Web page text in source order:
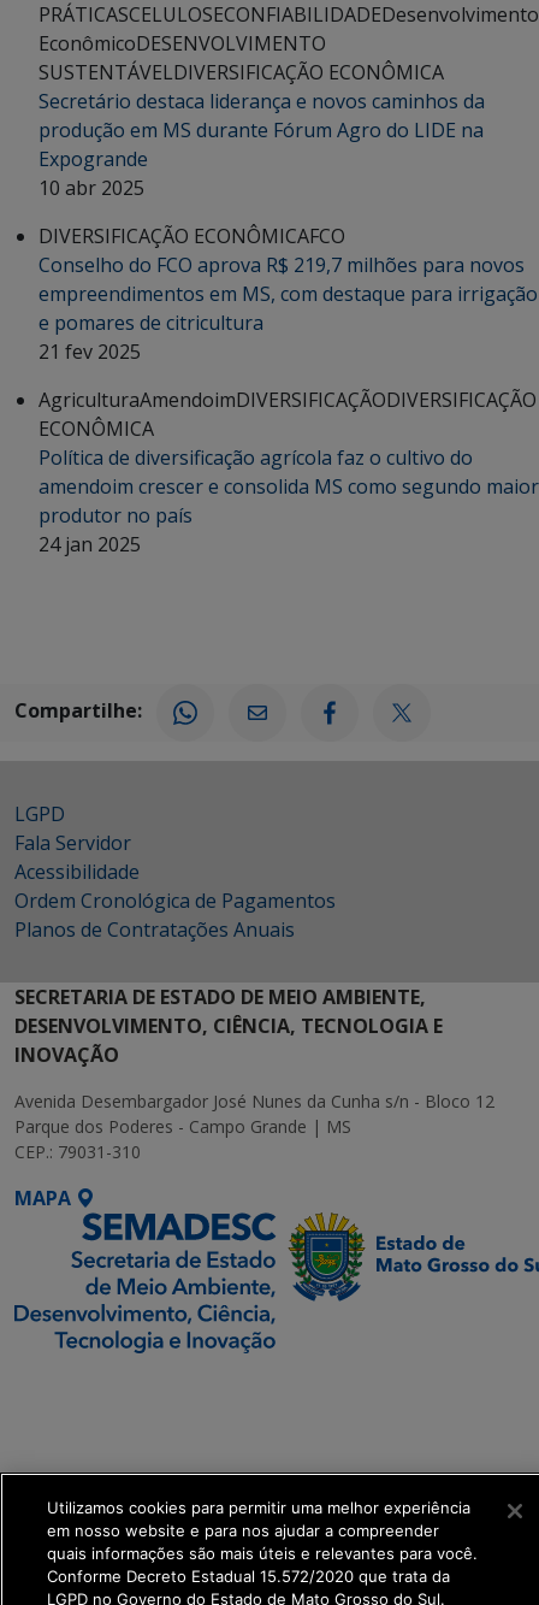
PRÁTICASCELULOSECONFIABILIDADEDesenvolvimento
EconômicoDESENVOLVIMENTO
SUSTENTÁVELDIVERSIFICAÇÃO ECONÔMICA
Secretário destaca liderança e novos caminhos da
produção em MS durante Fórum Agro do LIDE na
Expogrande
10 abr 2025
DIVERSIFICAÇÃO ECONÔMICAFCO
Conselho do FCO aprova R$ 219,7 milhões para novos
empreendimentos em MS, com destaque para irrigação
e pomares de citricultura
21 fev 2025
AgriculturaAmendoimDIVERSIFICAÇÃODIVERSIFICAÇÃO
ECONÔMICA
Política de diversificação agrícola faz o cultivo do
amendoim crescer e consolida MS como segundo maior
produtor no país
24 jan 2025
Compartilhe:
LGPD
Fala Servidor
Acessibilidade
Ordem Cronológica de Pagamentos
Planos de Contratações Anuais
SECRETARIA DE ESTADO DE MEIO AMBIENTE,
DESENVOLVIMENTO, CIÊNCIA, TECNOLOGIA E
INOVAÇÃO
Avenida Desembargador José Nunes da Cunha s/n - Bloco 12
Parque dos Poderes - Campo Grande | MS
CEP.: 79031-310
MAPA
get_footer();
Utilizamos cookies para permitir uma melhor experiência
em nosso website e para nos ajudar a compreender
quais informações são mais úteis e relevantes para você.
Conforme Decreto Estadual 15.572/2020 que trata da
LGPD no Governo do Estado de Mato Grosso do Sul.